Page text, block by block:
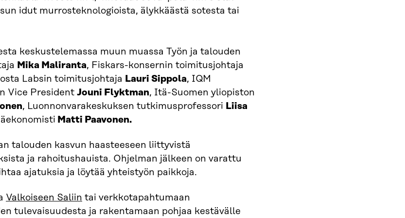
idut murrosteknologioista, älykkäästä sotesta tai
keskustelemassa muun muassa Työn ja talouden
Mika Maliranta, Fiskars-konsernin toimitusjohtaja
Labsin toimitusjohtaja Lauri Sippola, IQM
Vice President Jouni Flyktman, Itä-Suomen yliopiston
, Luonnonvarakeskuksen tutkimusprofessori Liisa
Matti Paavonen.
talouden kasvun haasteeseen liittyvistä
ja rahoitushauista. Ohjelman jälkeen on varattu
ajatuksia ja löytää yhteistyön paikkoja.
Valkoiseen Saliin tai verkkotapahtumaan
tulevaisuudesta ja rakentamaan pohjaa kestävälle